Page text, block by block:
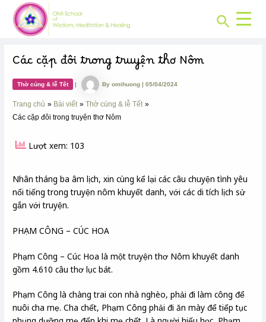
content
Search
Các cặp đôi trong truyện thơ Nôm
Thờ cúng & lễ Tết | Byomihuong|05/04/2024
Trang chủ Bài viết
Thờ cúng & lễ Tết
Các cặp đôi trong truyện thơ Nôm
Lượt xem: 103
Nhân tháng ba âm lịch, xin cùng kể lại các câu chuyện tình yêu
nổi tiếng trong truyện nôm khuyết danh, với các di tích lịch sử
gắn với truyện.
PHẠM CÔNG – CÚC HOA
Phạm Công – Cúc Hoa là một truyện thơ Nôm khuyết danh
gồm 4.610 câu thơ lục bát.
Phạm Công là chàng trai con nhà nghèo, phải đi làm công để
nuôi cha mẹ. Cha chết, Phạm Công phải đi ăn mày để tiếp tục
Post
navigation
CHUYÊN
MỤC: